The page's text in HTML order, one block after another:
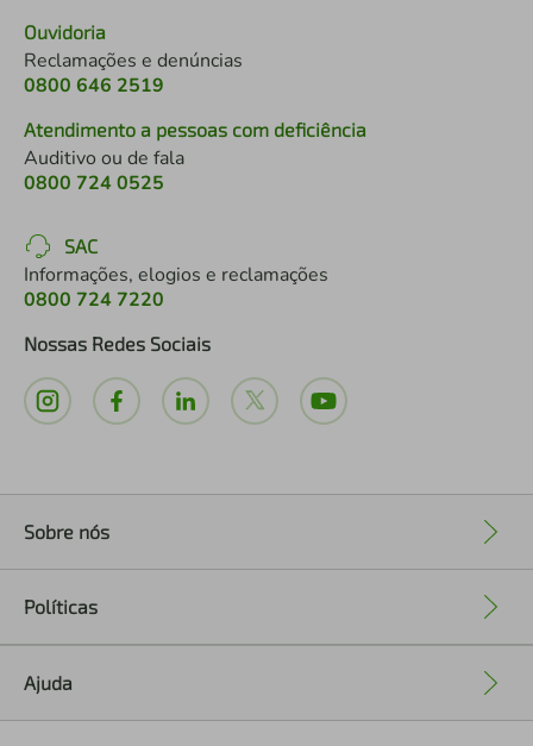
Ouvidoria
Reclamações e denúncias
0800 646 2519
Atendimento a pessoas com deficiência
Auditivo ou de fala
0800 724 0525
SAC
Informações, elogios e reclamações
0800 724 7220
Nossas Redes Sociais
Sobre nós
Políticas
Ajuda